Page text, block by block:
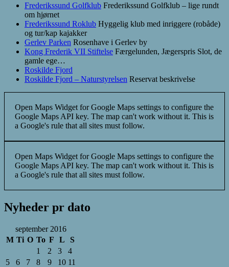
Frederikssund Golfklub Frederikssund Golfklub – lige rundt
om hjørnet
Frederikssund Roklub Hyggelig klub med inriggere (robåde)
og tur/kap kajakker
Gerlev Parken Rosenhave i Gerlev by
Kong Frederik VII Stiftelse Færgelunden, Jægerspris Slot, de
gamle ege…
Roskilde Fjord
Roskilde Fjord – Naturstyrelsen Reservat beskrivelse
Open Maps Widget for Google Maps settings to configure the
Google Maps API key. The map can't work without it. This is
a Google's rule that all sites must follow.
Open Maps Widget for Google Maps settings to configure the
Google Maps API key. The map can't work without it. This is
a Google's rule that all sites must follow.
Nyheder pr dato
september 2016
M Ti O To F L
S
1
2 3
4
5
6 7 8 9 10 11